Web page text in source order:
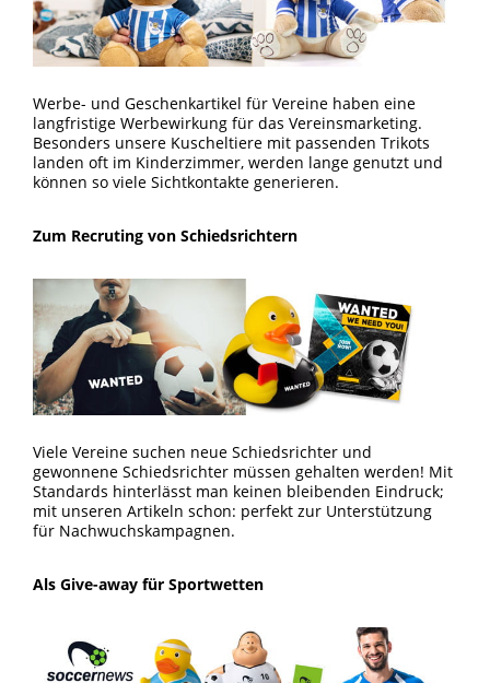
Werbe- und Geschenkartikel für Vereine haben eine
langfristige Werbewirkung für das Vereinsmarketing.
Besonders unsere Kuscheltiere mit passenden Trikots
landen oft im Kinderzimmer, werden lange genutzt und
können so viele Sichtkontakte generieren.
Zum Recruting von Schiedsrichtern
Viele Vereine suchen neue Schiedsrichter und
gewonnene Schiedsrichter müssen gehalten werden! Mit
Standards hinterlässt man keinen bleibenden Eindruck;
mit unseren Artikeln schon: perfekt zur Unterstützung
für Nachwuchskampagnen.
Als Give-away für Sportwetten